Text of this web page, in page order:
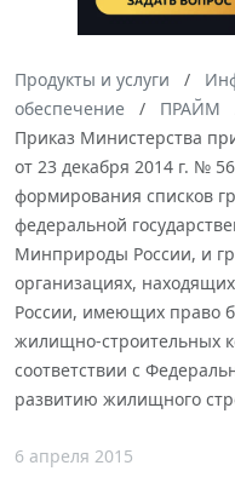
Продукты и услуги
обеспечение
ПРАЙМ
Приказ Министерства
от 23 декабря 2014 г. №
формирования списков
федеральной
Минприроды России, и
организациях,
России, имеющих право
жилищно-строительных
соответствии с
развитию жилищного
6 апреля 2015